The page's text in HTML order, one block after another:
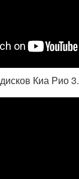
Киа Рио 3.